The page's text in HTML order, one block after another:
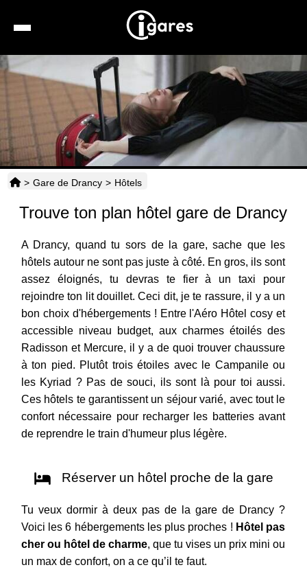
Location de voiture
Hôtels
Taxis
Horaires
> Gare de Drancy > Hôtels
Trouve ton plan hôtel gare de Drancy
A Drancy, quand tu sors de la gare, sache que les
hôtels autour ne sont pas juste à côté. En gros, ils sont
assez éloignés, tu devras te fier à un taxi pour
rejoindre ton lit douillet. Ceci dit, je te rassure, il y a un
bon choix d'hébergements ! Entre l'Aéro Hôtel cosy et
accessible niveau budget, aux charmes étoilés des
Radisson et Mercure, il y a de quoi trouver chaussure
à ton pied. Plutôt trois étoiles avec le Campanile ou
les Kyriad ? Pas de souci, ils sont là pour toi aussi.
Ces hôtels te garantissent un séjour varié, avec tout le
confort nécessaire pour recharger les batteries avant
de reprendre le train d'humeur plus légère.
Réserver un hôtel proche de la gare
Tu veux dormir à deux pas de la gare de Drancy ?
Voici les 6 hébergements les plus proches ! Hôtel pas
cher ou hôtel de charme, que tu vises un prix mini ou
un max de confort, on a ce qu’il te faut.